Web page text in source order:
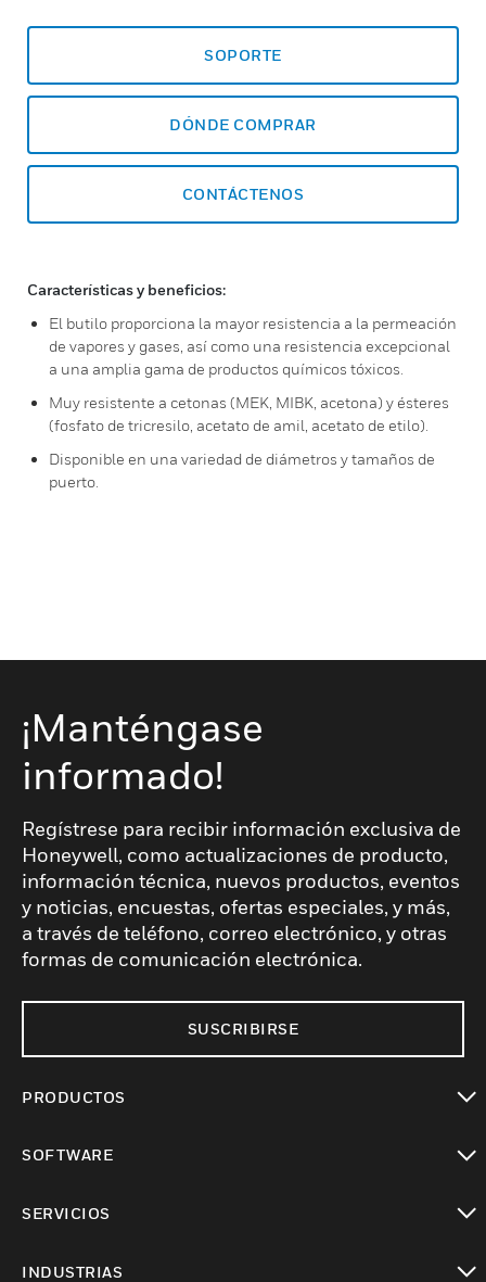
SOPORTE
DÓNDE COMPRAR
CONTÁCTENOS
Características y beneficios:
El butilo proporciona la mayor resistencia a la permeación
de vapores y gases, así como una resistencia excepcional
a una amplia gama de productos químicos tóxicos.
Muy resistente a cetonas (MEK, MIBK, acetona) y ésteres
(fosfato de tricresilo, acetato de amil, acetato de etilo).
Disponible en una variedad de diámetros y tamaños de
puerto.
¡Manténgase
informado!
Regístrese para recibir información exclusiva de
Honeywell, como actualizaciones de producto,
información técnica, nuevos productos, eventos
y noticias, encuestas, ofertas especiales, y más,
a través de teléfono, correo electrónico, y otras
formas de comunicación electrónica.
SUSCRIBIRSE
PRODUCTOS
SOFTWARE
SERVICIOS
INDUSTRIAS